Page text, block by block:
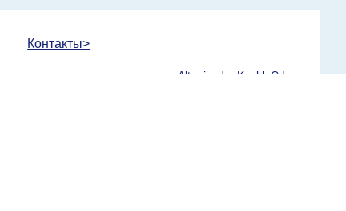
Контакты>
Altunizade, Kısıklı Cd.